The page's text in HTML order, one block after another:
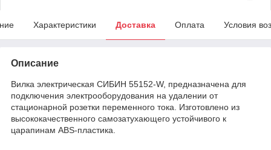
Характеристики Доставка Оплата Условия
Описание
Вилка электрическая СИБИН 55152-W, предназначена для
подключения электрооборудования на удалении от
стационарной розетки переменного тока. Изготовлено из
высококачественного самозатухающего устойчивого к
царапинам ABS-пластика.